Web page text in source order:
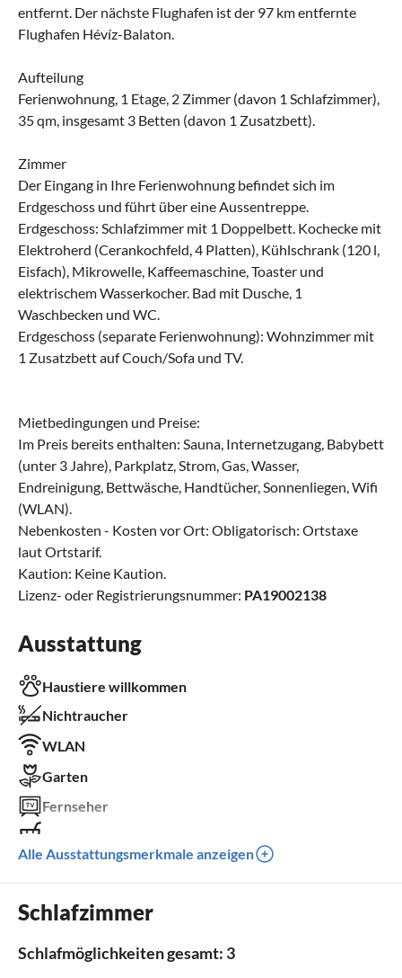
entfernt. Der nächste Flughafen ist der 97 km entfernte
Flughafen Hévíz-Balaton.
Aufteilung
Ferienwohnung, 1 Etage, 2 Zimmer (davon 1 Schlafzimmer),
35 qm, insgesamt 3 Betten (davon 1 Zusatzbett).
Zimmer
Der Eingang in Ihre Ferienwohnung befindet sich im
Erdgeschoss und führt über eine Aussentreppe.
Erdgeschoss: Schlafzimmer mit 1 Doppelbett. Kochecke mit
Elektroherd (Cerankochfeld, 4 Platten), Kühlschrank (120 l,
Eisfach), Mikrowelle, Kaffeemaschine, Toaster und
elektrischem Wasserkocher. Bad mit Dusche, 1
Waschbecken und WC.
Erdgeschoss (separate Ferienwohnung): Wohnzimmer mit
1 Zusatzbett auf Couch/Sofa und TV.
Mietbedingungen und Preise:
Im Preis bereits enthalten: Sauna, Internetzugang, Babybett
(unter 3 Jahre), Parkplatz, Strom, Gas, Wasser,
Endreinigung, Bettwäsche, Handtücher, Sonnenliegen, Wifi
(WLAN).
Nebenkosten - Kosten vor Ort: Obligatorisch: Ortstaxe
laut Ortstarif.
Kaution: Keine Kaution.
Lizenz- oder Registrierungsnummer: PA19002138
Ausstattung
Haustiere willkommen
Nichtraucher
WLAN
Garten
Fernseher
Parkplatz
Alle Ausstattungsmerkmale anzeigen
Schlafzimmer
Schlafmöglichkeiten gesamt: 3